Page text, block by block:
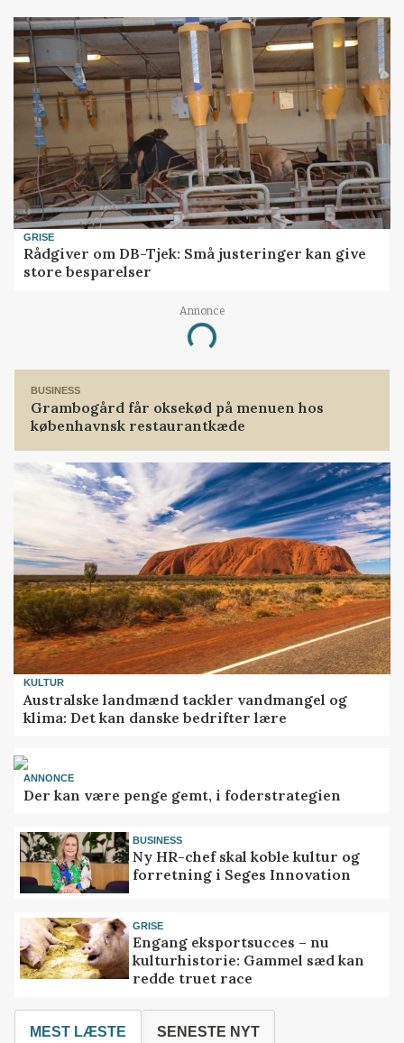
GRISE
Rådgiver om DB-Tjek: Små justeringer kan give
store besparelser
Annonce
Loading...
BUSINESS
Grambogård får oksekød på menuen hos
københavnsk restaurantkæde
KULTUR
Australske landmænd tackler vandmangel og
klima: Det kan danske bedrifter lære
ANNONCE
Der kan være penge gemt, i foderstrategien
BUSINESS
Ny HR-chef skal koble kultur og
forretning i Seges Innovation
GRISE
Engang eksportsucces – nu
kulturhistorie: Gammel sæd kan
redde truet race
MEST LÆSTE SENESTE NYT